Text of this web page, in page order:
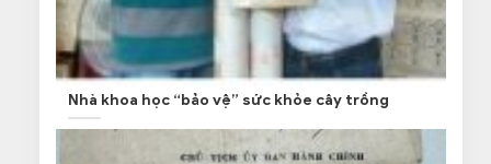
Nhà khoa học “bảo vệ” sức khỏe cây trồng